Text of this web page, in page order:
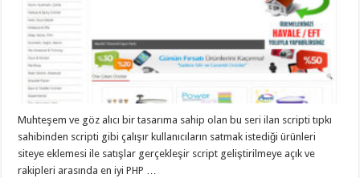
taşımacılık,
evden
taşımacılık,
gaziantep
gaziantep
evden
taşımacılık,
gaziantep
Muhteşem ve göz alıcı bir tasarıma sahip olan bu seri ilan scripti tıpkı
sahibinden scripti gibi çalışır kullanıcıların satmak istediği ürünleri
siteye eklemesi ile satışlar gerçekleşir script geliştirilmeye açık ve
rakipleri arasında en iyi PHP …